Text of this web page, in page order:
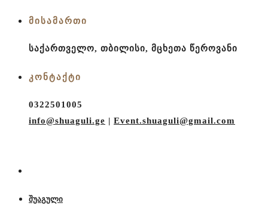
ᲛᲘᲡᲐᲛᲐᲠᲗᲘ
საქართველო, თბილისი, მცხეთა წეროვანი
ᲙᲝᲜᲢᲐᲥᲢᲘ
0322501005
info@shuaguli.ge | Event.shuaguli@gmail.com
შუაგული